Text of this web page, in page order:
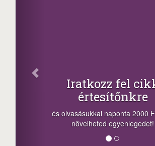
Iratkozz fel cikk
értesítőnkre
és olvasásukkal naponta 2000 Ft-tal is
növelheted egyenlegedet!